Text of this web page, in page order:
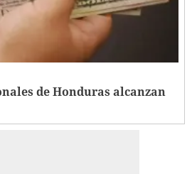
de Honduras alcanzan